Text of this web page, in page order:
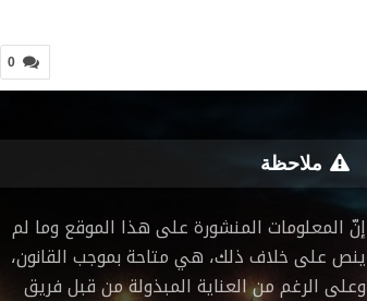
0
ملاحظة
إنّ المعلومات المنشورة على هذا الموقع وما لم
ينص على خلاف ذلك، هي متاحة بموجب القانون،
وعلى الرغم من العناية المبذولة من قبل فريق